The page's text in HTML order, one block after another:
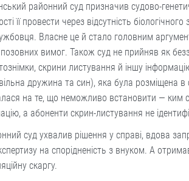
районний суд призначив судово-
її провести через відсутність біологічного
Власне це й стало головним
вимог. Також суд не прийняв як
скрини листування й іншу
дружина та син), яка була розміщена в
на те, що неможливо встановити — ким
а абоненти скрин-листування не
суд ухвалив рішення у справі, вдова
на спорідненість з внуком. А
скаргу.